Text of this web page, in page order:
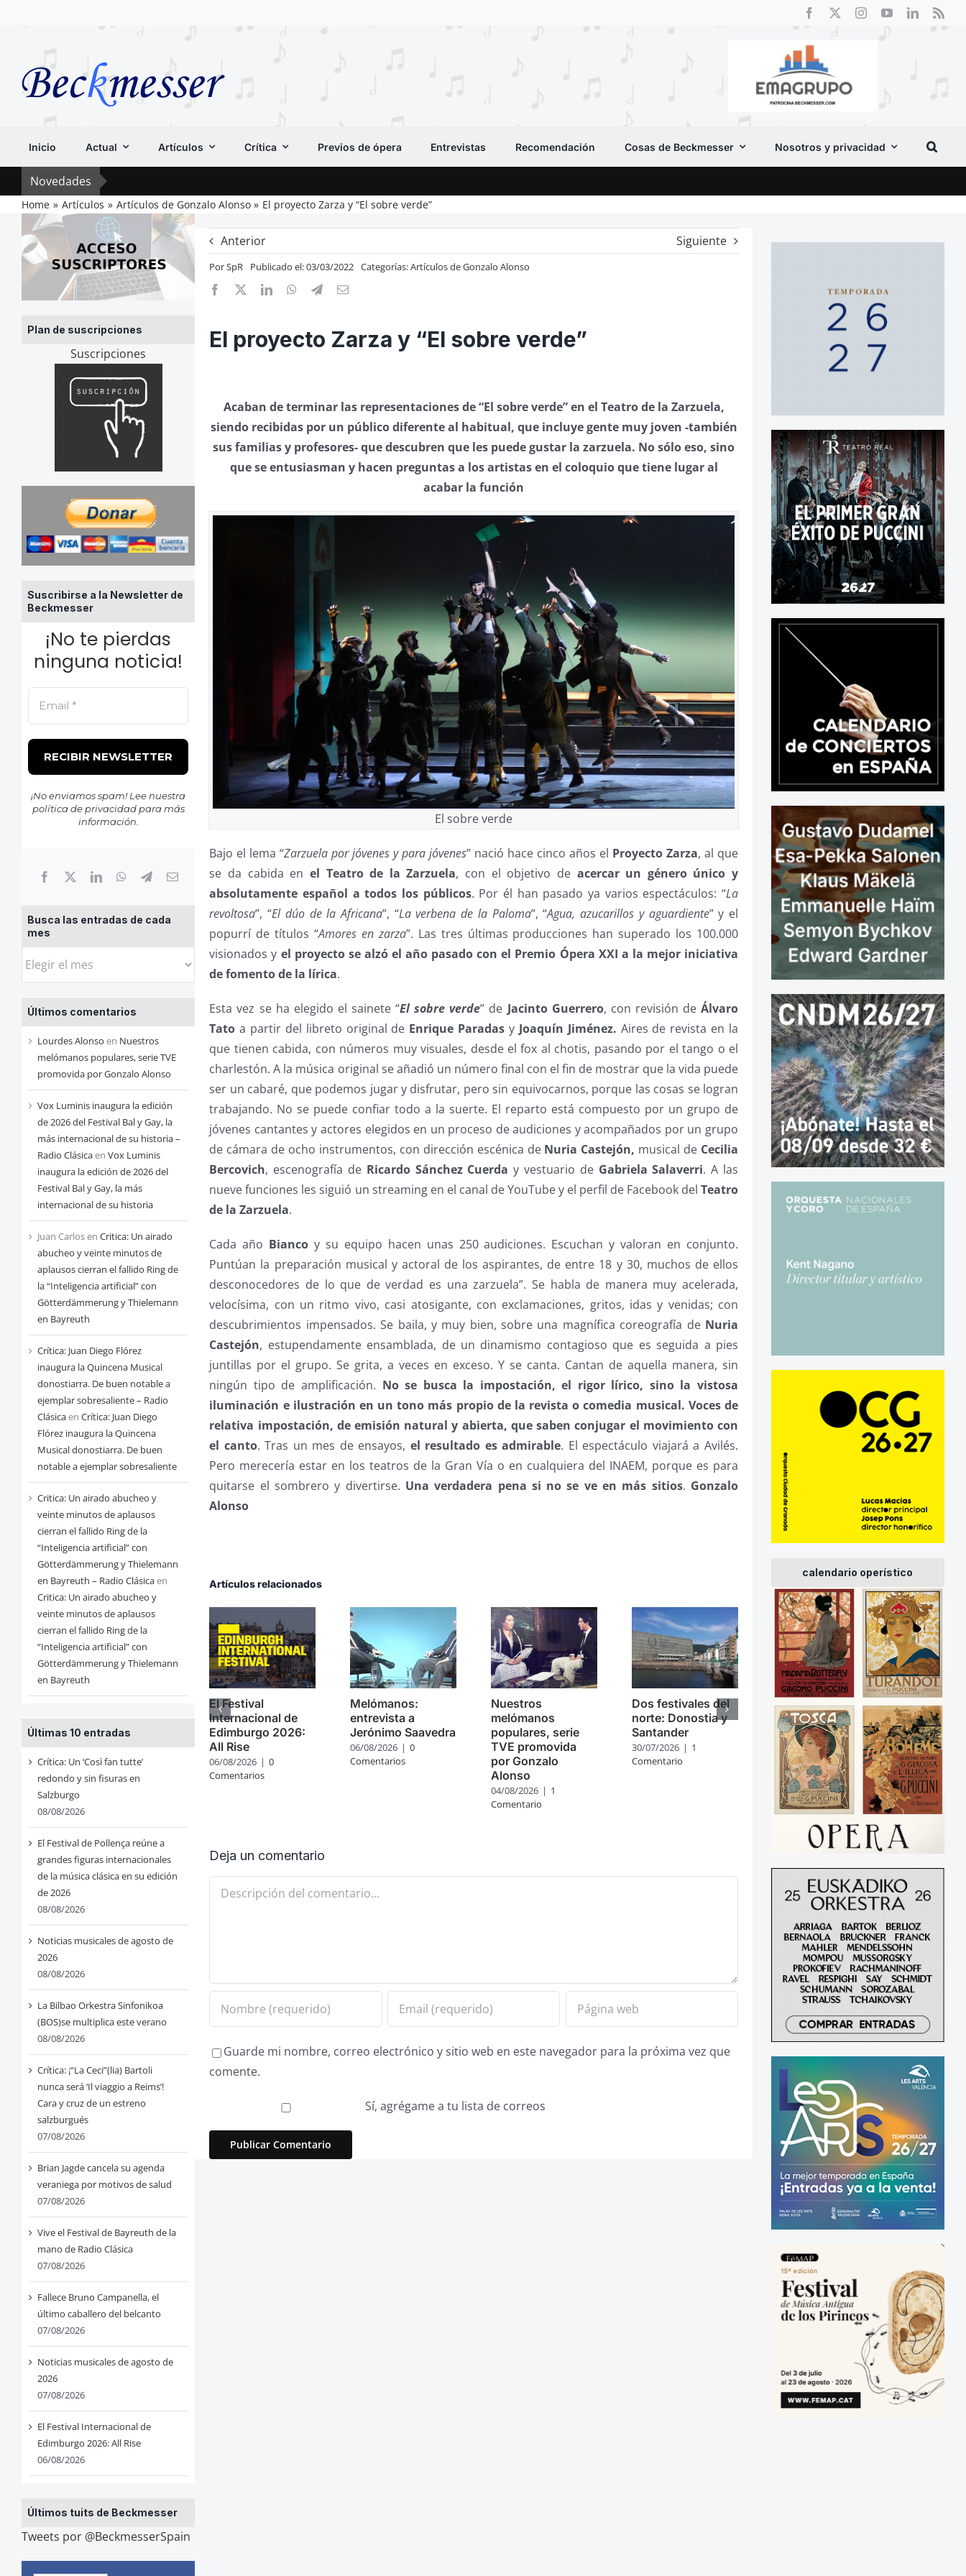
Inicio Actual Artículos Crítica Previos de ópera Entrevistas Recomendación Cosas de Beckmesser Nosotros y privacidad
Novedades
Home Artículos Artículos de Gonzalo Alonso El proyecto Zarza y “El sobre verde”
Plan de suscripciones
Suscripciones
Suscribirse a la Newsletter de
Beckmesser
¡No te pierdas
ninguna noticia!
¡No enviamos spam! Lee nuestra
política de privacidadpara más
información.
Busca las entradas de cada
mes
Busca
entradas
de
cada
mes
Últimos comentarios
Lourdes Alonso en Nuestros
melómanos populares, serie TVE
promovida por Gonzalo Alonso
Vox Luminis inaugura la edición
de 2026 del Festival Bal y Gay, la
más internacional de su historia –
Radio Clásicaen Vox Luminis
inaugura la edición de 2026 del
Festival Bal y Gay, la más
internacional de su historia
Juan Carlosen Critica: Un airado
abucheo y veinte minutos de
aplausos cierran el fallido Ring de
la “Inteligencia artificial” con
Götterdämmerung y Thielemann
en Bayreuth
Crítica: Juan Diego Flórez
inaugura la Quincena Musical
donostiarra. De buen notable a
ejemplar sobresaliente – Radio
Clásicaen Crítica: Juan Diego
Flórez inaugura la Quincena
Musical donostiarra. De buen
notable a ejemplar sobresaliente
Critica: Un airado abucheo y
veinte minutos de aplausos
cierran el fallido Ring de la
“Inteligencia artificial” con
Götterdämmerung y Thielemann
en Bayreuth – Radio Clásicaen
Critica: Un airado abucheo y
veinte minutos de aplausos
cierran el fallido Ring de la
“Inteligencia artificial” con
Götterdämmerung y Thielemann
en Bayreuth
Últimas 10 entradas
Crítica: Un ‘Così fan tutte’
redondo y sin fisuras en
Salzburgo
08/08/2026
El Festival de Pollença reúne a
grandes figuras internacionales
de la música clásica en su edición
de 2026
08/08/2026
Noticias musicales de agosto de
2026
08/08/2026
La Bilbao Orkestra Sinfonikoa
(BOS)se multiplica este verano
08/08/2026
Crítica: ¡“La Ceci”(lia) Bartoli
nunca será ‘Il viaggio a Reims’!
Cara y cruz de un estreno
salzburgués
07/08/2026
Brian Jagde cancela su agenda
veraniega por motivos de salud
07/08/2026
Vive el Festival de Bayreuth de la
mano de Radio Clásica
07/08/2026
Fallece Bruno Campanella, el
último caballero del belcanto
07/08/2026
Noticias musicales de agosto de
2026
07/08/2026
El Festival Internacional de
Edimburgo 2026: All Rise
06/08/2026
Últimos tuits de Beckmesser
Tweets por @BeckmesserSpain
Anterior Siguiente
PorSpR Publicado el: 03/03/2022 Categorías:Artículos de Gonzalo Alonso
El proyecto Zarza y “El sobre verde”
Acaban de terminar las representaciones de “El sobre verde” en el Teatro de la Zarzuela,
siendo recibidas por un público diferente al habitual, que incluye gente muy joven -también
sus familias y profesores- que descubren que les puede gustar la zarzuela. No sólo eso, sino
que se entusiasman y hacen preguntas a los artistas en el coloquio que tiene lugar al
acabar la función
El sobre verde
Bajo el lema “Zarzuela por jóvenes y para jóvenes” nació hace cinco años el Proyecto Zarza, al que
se da cabida en el Teatro de la Zarzuela, con el objetivo deacercar un género único y
absolutamente español a todos los públicos. Por él han pasado ya varios espectáculos: “La
revoltosa”, “El dúo de la Africana”, “La verbena de la Paloma”, “Agua, azucarillos y aguardiente” y el
popurrí de títulos “Amores en zarza”. Las tres últimas producciones han superado los 100.000
visionados y el proyecto se alzó el año pasado con el Premio Ópera XXI a la mejor iniciativa
de fomento de la lírica.
Esta vez se ha elegido el sainete “El sobre verde” de Jacinto Guerrero, con revisión deÁlvaro
Tato a partir del libreto original de Enrique Paradas y Joaquín Jiménez. Aires de revista en la
que tienen cabida, con números muy visuales, desde el fox al chotis, pasando por el tango o el
charlestón. A la música original se añadió un número final con el fin de mostrar que la vida puede
ser un cabaré, que podemos jugar y disfrutar, pero sin equivocarnos, porque las cosas se logran
trabajando. No se puede confiar todo a la suerte. El reparto está compuesto por un grupo de
jóvenes cantantes y actores elegidos en un proceso de audiciones y acompañados por un grupo
de cámara de ocho instrumentos, con dirección escénica de Nuria Castejón, musical de Cecilia
Bercovich, escenografía de Ricardo Sánchez Cuerda y vestuario de Gabriela Salaverri. A las
nueve funciones les siguió un streaming en el canal de YouTube y el perfil de Facebook del Teatro
de la Zarzuela.
Cada año Bianco y su equipo hacen unas 250 audiciones. Escuchan y valoran en conjunto.
Puntúan la preparación musical y actoral de los aspirantes, de entre 18 y 30, muchos de ellos
desconocedores de lo que de verdad es una zarzuela”. Se habla de manera muy acelerada,
velocísima, con un ritmo vivo, casi atosigante, con exclamaciones, gritos, idas y venidas; con
descubrimientos impensados. Se baila, y muy bien, sobre una magnífica coreografía de Nuria
Castejón, estupendamente ensamblada, de un dinamismo contagioso que es seguida a pies
juntillas por el grupo. Se grita, a veces en exceso. Y se canta. Cantan de aquella manera, sin
ningún tipo de amplificación. No se busca la impostación, el rigor lírico, sino la vistosa
iluminación e ilustración en un tono más propio de la revista o comedia musical. Voces de
relativa impostación, de emisión natural y abierta, que saben conjugar el movimiento con
el canto. Tras un mes de ensayos, el resultado es admirable. El espectáculo viajará a Avilés.
Pero merecería estar en los teatros de la Gran Vía o en cualquiera del INAEM, porque es para
quitarse el sombrero y divertirse. Una verdadera pena si no se ve en más sitios. Gonzalo
Alonso
Artículos relacionados
El Festival
Internacional de
Edimburgo 2026:
All Rise
06/08/2026 | 0
Comentarios
Melómanos:
entrevista a
Jerónimo Saavedra
06/08/2026 | 0
Comentarios
Nuestros
melómanos
populares, serie
TVE promovida
por Gonzalo
Alonso
04/08/2026 | 1
Comentario
Dos festivales del
norte: Donostia y
Santander
30/07/2026 | 1
Comentario
Deja un comentario
Comentario
Guarde mi nombre, correo electrónico y sitio web en este navegador para la próxima vez que
comente.
Sí, agrégame a tu lista de correos
calendario operístico